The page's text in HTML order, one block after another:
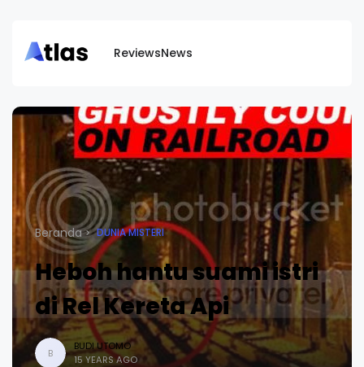
ReviewsNews
Beranda DUNIA MISTERI
Heboh hantu suami istri
di Rel Kereta Api
B
BUDI UTOMO
15 YEARS AGO